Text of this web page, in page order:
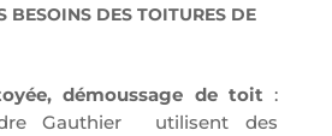
BESOINS DES TOITURES DE
démoussage de toit :
Gauthier utilisent des